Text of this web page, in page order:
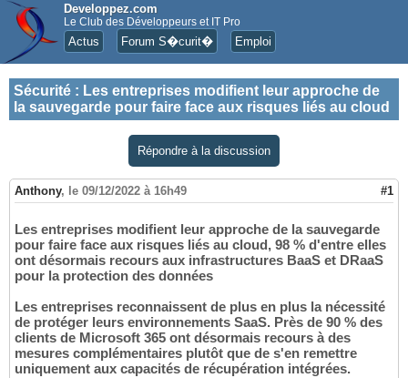
Developpez.com
Le Club des Développeurs et IT Pro
Actus Forum S�curit� Emploi
Sécurité : Les entreprises modifient leur approche de
la sauvegarde pour faire face aux risques liés au cloud
Répondre à la discussion
Anthony, le 09/12/2022 à 16h49 #1
Les entreprises modifient leur approche de la sauvegarde
pour faire face aux risques liés au cloud, 98 % d'entre elles
ont désormais recours aux infrastructures BaaS et DRaaS
pour la protection des données
Les entreprises reconnaissent de plus en plus la nécessité
de protéger leurs environnements SaaS. Près de 90 % des
clients de Microsoft 365 ont désormais recours à des
mesures complémentaires plutôt que de s'en remettre
uniquement aux capacités de récupération intégrées.